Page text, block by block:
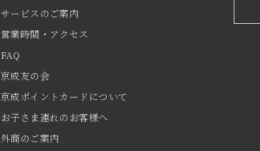
サービスのご案内
営業時間・アクセス
FAQ
京成友の会
京成ポイントカードについて
お子さま連れのお客様へ
外商のご案内